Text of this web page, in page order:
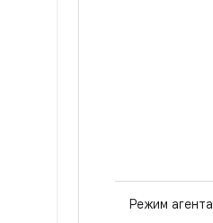
Режим агента